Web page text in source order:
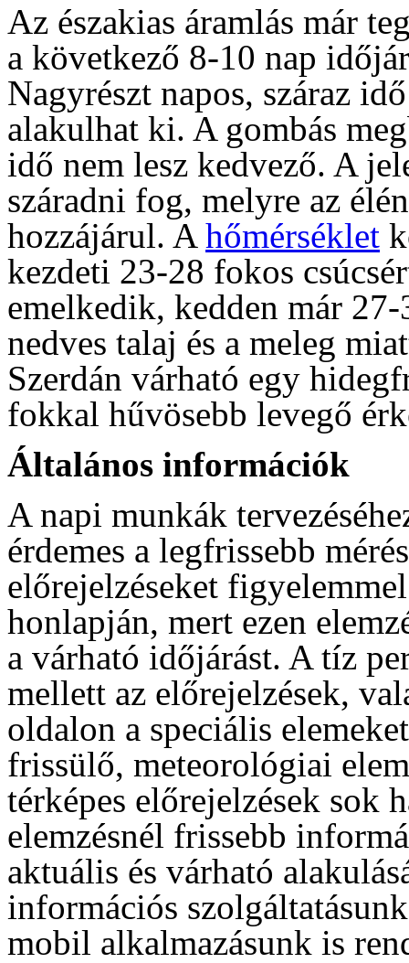
Az északias áramlás már
a következő 8-10 nap
Nagyrészt napos, száraz
alakulhat ki. A gombás
idő nem lesz kedvező. A
száradni fog, melyre az
hozzájárul. A hőmérséklet
kezdeti 23-28 fokos
emelkedik, kedden már
nedves talaj és a meleg
Szerdán várható egy
fokkal hűvösebb levegő
Általános információk
A napi munkák
érdemes a legfrissebb
előrejelzéseket
honlapján, mert ezen
a várható időjárást. A tíz
mellett az előrejelzések,
oldalon a speciális
frissülő, meteorológiai
térképes előrejelzések sok
elemzésnél frissebb
aktuális és várható
információs
mobil alkalmazásunk is